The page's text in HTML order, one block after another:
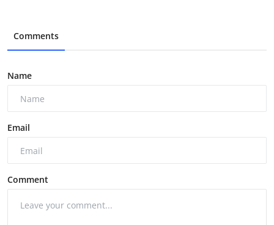
Comments
Name
Email
Comment